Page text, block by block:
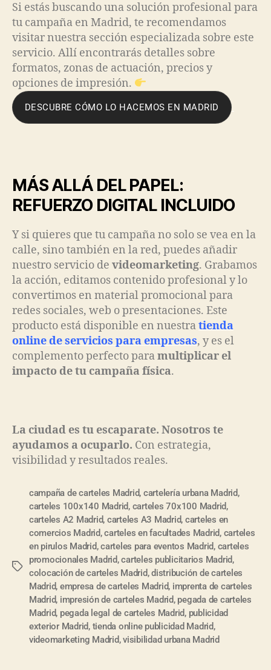
Si estás buscando una solución profesional para
tu campaña en Madrid, te recomendamos
visitar nuestra sección especializada sobre este
servicio. Allí encontrarás detalles sobre
formatos, zonas de actuación, precios y
opciones de impresión.
DESCUBRE CÓMO LO HACEMOS EN MADRID
MÁS ALLÁ DEL PAPEL:
REFUERZO DIGITAL INCLUIDO
Y si quieres que tu campaña no solo se vea en la
calle, sino también en la red, puedes añadir
nuestro servicio de videomarketing. Grabamos
la acción, editamos contenido profesional y lo
convertimos en material promocional para
redes sociales, web o presentaciones. Este
producto está disponible en nuestratienda
online de servicios para empresas, y es el
complemento perfecto paramultiplicar el
impacto de tu campaña física.
La ciudad es tu escaparate. Nosotros te
ayudamos a ocuparlo. Con estrategia,
visibilidad y resultados reales.
campaña de carteles Madrid, cartelería urbana Madrid,
carteles 100x140 Madrid, carteles 70x100 Madrid,
carteles A2 Madrid, carteles A3 Madrid, carteles en
comercios Madrid,carteles en facultades Madrid, carteles
en pirulos Madrid,carteles para eventos Madrid, carteles
promocionales Madrid,carteles publicitarios Madrid,
colocación de carteles Madrid,distribución de carteles
Madrid, empresa de carteles Madrid, imprenta de carteles
Madrid, impresión de carteles Madrid, pegada de carteles
Madrid, pegada legal de carteles Madrid, publicidad
exterior Madrid, tienda online publicidad Madrid,
videomarketing Madrid,visibilidad urbana Madrid